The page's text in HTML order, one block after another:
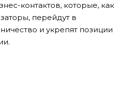
контактов, которые, как
перейдут в
и укрепят позиции